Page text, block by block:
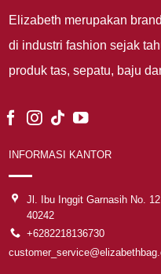
Elizabeth merupakan
di industri fashion sejak
produk tas, sepatu, baju
INFORMASI KANTOR
Jl. Ibu Inggit Garnasih No.
40242
+6282218136730